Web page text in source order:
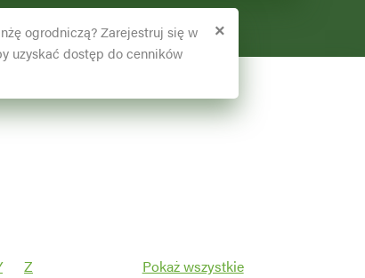
ogrodniczą? Zarejestruj się w
uzyskać dostęp do cenników
×
Z Pokaż wszystkie